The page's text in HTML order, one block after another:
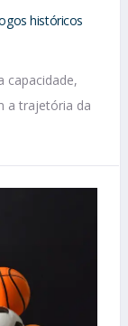
históricos
capacidade,
a trajetória da